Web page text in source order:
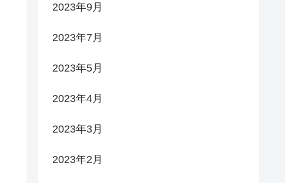
2023年9月
2023年7月
2023年5月
2023年4月
2023年3月
2023年2月